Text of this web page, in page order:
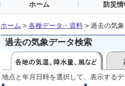
ホーム 防災情
ホーム > 各種データ・資料 > 過去の気
過去の気象データ検索
地点と年月日時を選択して、表示する